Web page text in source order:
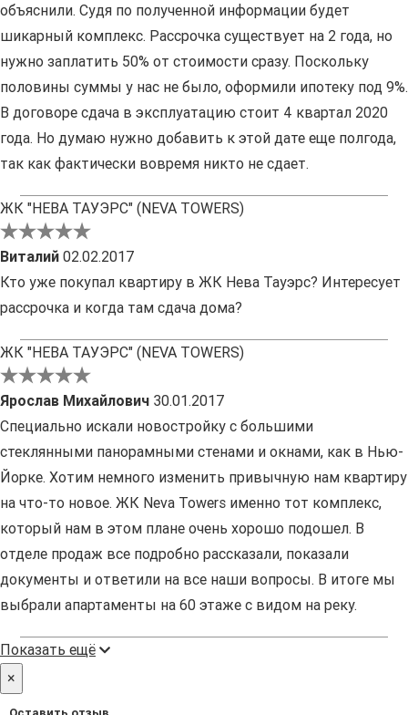
объяснили. Судя по полученной информации будет
шикарный комплекс. Рассрочка существует на 2 года, но
нужно заплатить 50% от стоимости сразу. Поскольку
половины суммы у нас не было, оформили ипотеку под 9%.
В договоре сдача в эксплуатацию стоит 4 квартал 2020
года. Но думаю нужно добавить к этой дате еще полгода,
так как фактически вовремя никто не сдает.
ЖК "НЕВА ТАУЭРС" (NEVA TOWERS)
Виталий 02.02.2017
Кто уже покупал квартиру в ЖК Нева Тауэрс? Интересует
рассрочка и когда там сдача дома?
ЖК "НЕВА ТАУЭРС" (NEVA TOWERS)
Ярослав Михайлович 30.01.2017
Специально искали новостройку c большими
стеклянными панорамными стенами и окнами, как в Нью-
Йорке. Хотим немного изменить привычную нам квартиру
на что-то новое. ЖК Neva Towers именно тот комплекс,
который нам в этом плане очень хорошо подошел. В
отделе продаж все подробно рассказали, показали
документы и ответили на все наши вопросы. В итоге мы
выбрали апартаменты на 60 этаже с видом на реку.
Показать ещё
×